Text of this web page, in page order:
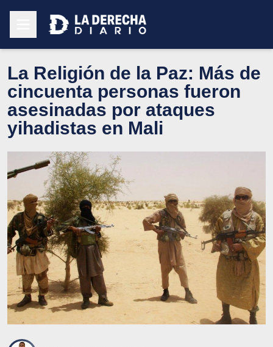
La Religión de la Paz: Más de
cincuenta personas fueron
asesinadas por ataques
yihadistas en Mali